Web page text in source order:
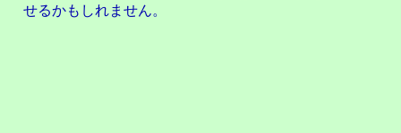
せるかもしれません。